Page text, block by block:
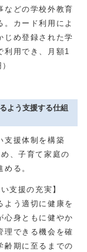
などの学校外教育
カード利用によ
じめ登録された学
利用でき、月額1
よう支援する仕組
支援体制を構築
、子育て家庭の
る。
支援の充実】
う適切に健康を
心身ともに健やか
理できる機会を確
齢期に至るまでの